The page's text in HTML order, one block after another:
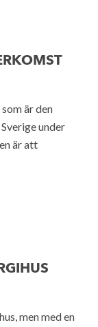
är den
under
är att
men med en